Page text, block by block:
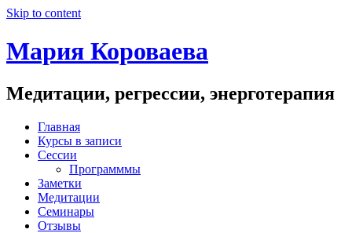
Skip to content
Мария Короваева
Медитации, регрессии, энерготерапия
Главная
Курсы в записи
Сессии
Программмы
Заметки
Медитации
Семинары
Отзывы